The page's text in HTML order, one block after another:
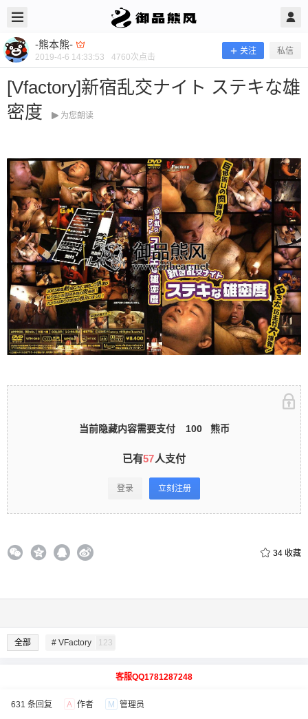
-熊本熊-
2019-4-6 14:33:53 4760次点击
关注 私信
[Vfactory]新宿乱交ナイト ステキな雄
密度
为您朗读
当前隐藏内容需要支付 100 熊币
已有57人支付
登录 立刻注册
34 收藏
全部 # VFactory 123
-熊本熊- @ 御品熊风 2019/4/06
[Vfactory]新宿乱交ナイト ステキな雄
密度
当前隐藏内容需要支付100熊币 已有57人支付 登录
立刻注册 0 收藏
客服QQ1781287248
631 条回复 A 作者 M 管理员